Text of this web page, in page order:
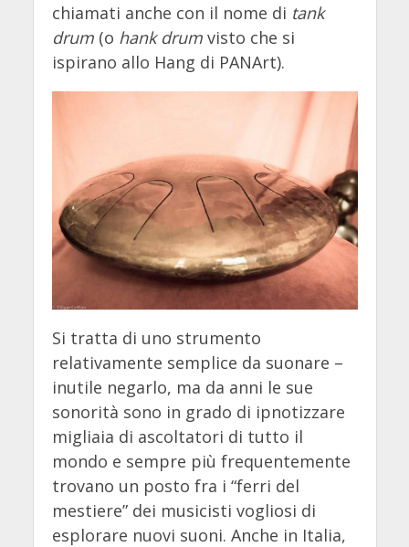
chiamati anche con il nome di tank
drum (o hank drum visto che si
ispirano allo Hang di PANArt).
Si tratta di uno strumento
relativamente semplice da suonare –
inutile negarlo, ma da anni le sue
sonorità sono in grado di ipnotizzare
migliaia di ascoltatori di tutto il
mondo e sempre più frequentemente
trovano un posto fra i “ferri del
mestiere” dei musicisti vogliosi di
esplorare nuovi suoni. Anche in Italia,